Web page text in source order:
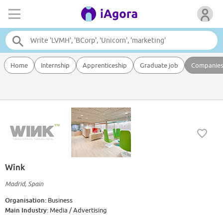
Home Internship Apprenticeship Graduate job Companies
Wink
Madrid, Spain
Organisation: Business
Main Industry: Media / Advertising